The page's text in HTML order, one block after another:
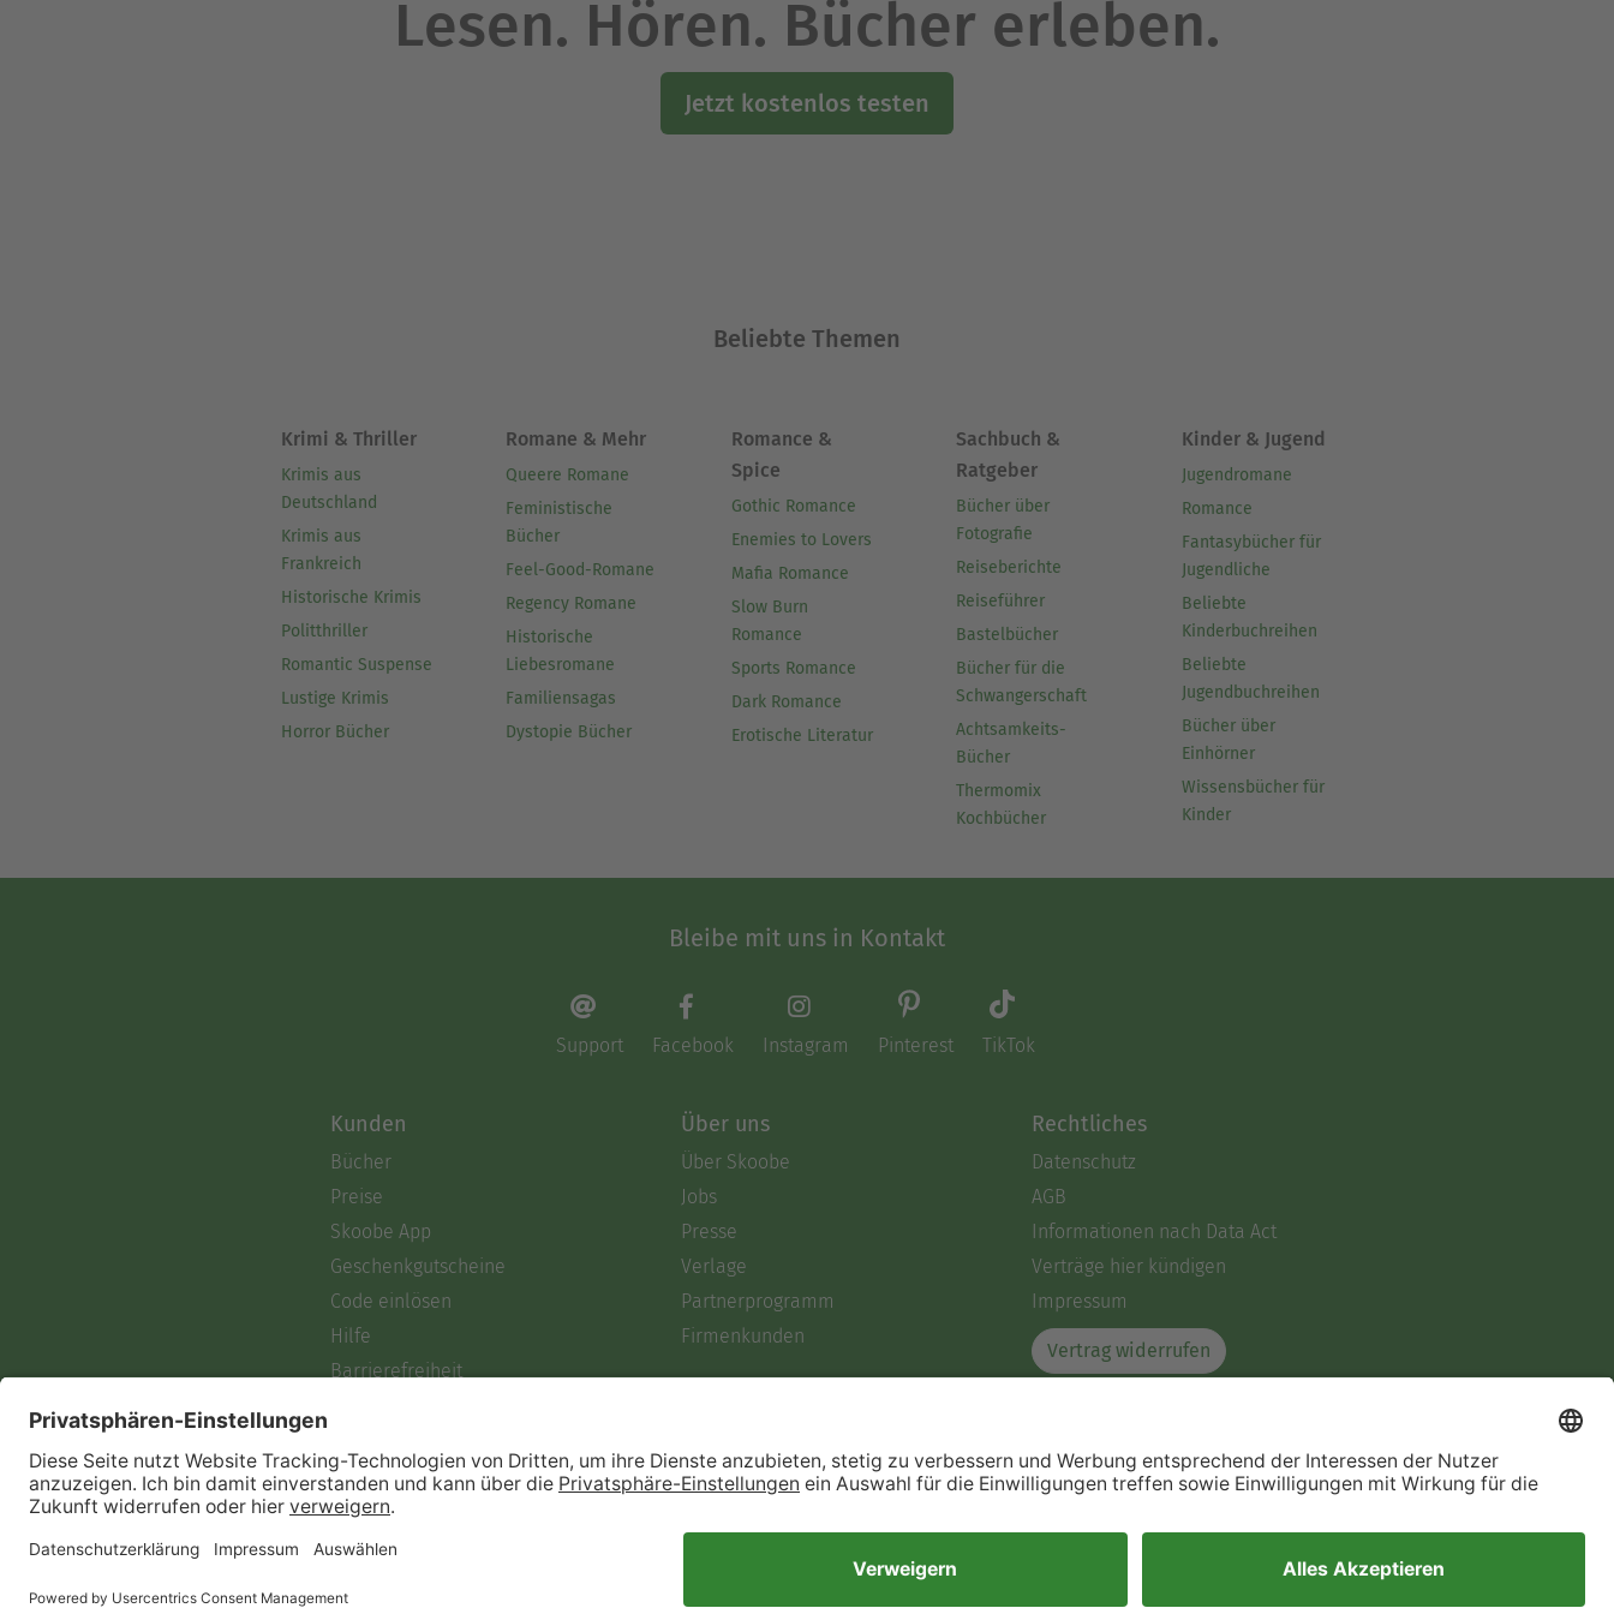
Lesen. Hören. Bücher erleben.
Jetzt kostenlos testen
Beliebte Themen
Krimi & Thriller
Krimis aus
Deutschland
Krimis aus
Frankreich
Historische Krimis
Politthriller
Romantic Suspense
Lustige Krimis
Horror Bücher
Romane & Mehr
Queere Romane
Feministische
Bücher
Feel-Good-Romane
Regency Romane
Historische
Liebesromane
Familiensagas
Dystopie Bücher
Romance &
Spice
Gothic Romance
Enemies to Lovers
Mafia Romance
Slow Burn
Romance
Sports Romance
Dark Romance
Erotische Literatur
Sachbuch &
Ratgeber
Bücher über
Fotografie
Reiseberichte
Reiseführer
Bastelbücher
Bücher für die
Schwangerschaft
Achtsamkeits-
Bücher
Thermomix
Kochbücher
Kinder & Jugend
Jugendromane
Romance
Fantasybücher für
Jugendliche
Beliebte
Kinderbuchreihen
Beliebte
Jugendbuchreihen
Bücher über
Einhörner
Wissensbücher für
Kinder
Bleibe mit uns in Kontakt
Support Facebook Instagram Pinterest TikTok
Kunden
Bücher
Preise
Skoobe App
Geschenkgutscheine
Code einlösen
Hilfe
Barrierefreiheit
Über uns
Über Skoobe
Jobs
Presse
Verlage
Partnerprogramm
Firmenkunden
Rechtliches
Datenschutz
AGB
Informationen nach Data Act
Verträge hier kündigen
Impressum
Vertrag widerrufen
Immer ein gutes Buch